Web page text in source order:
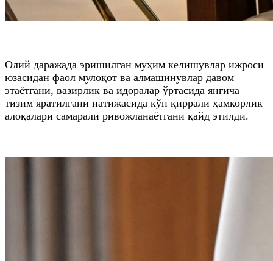
Олий даражада эришилган муҳим келишувлар ижроси
юзасидан фаол мулоқот ва алмашинувлар давом
этаётгани, вазирлик ва идоралар ўртасида янгича
тизим яратилгани натижасида кўп қиррали ҳамкорлик
алоқалари самарали ривожланаётгани қайд этилди.